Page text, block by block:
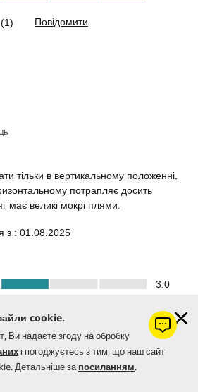
cookie.
Ви надаєте згоду на обробку
і погоджуєтесь з тим, що наш сайт
Детальніше запосиланням.